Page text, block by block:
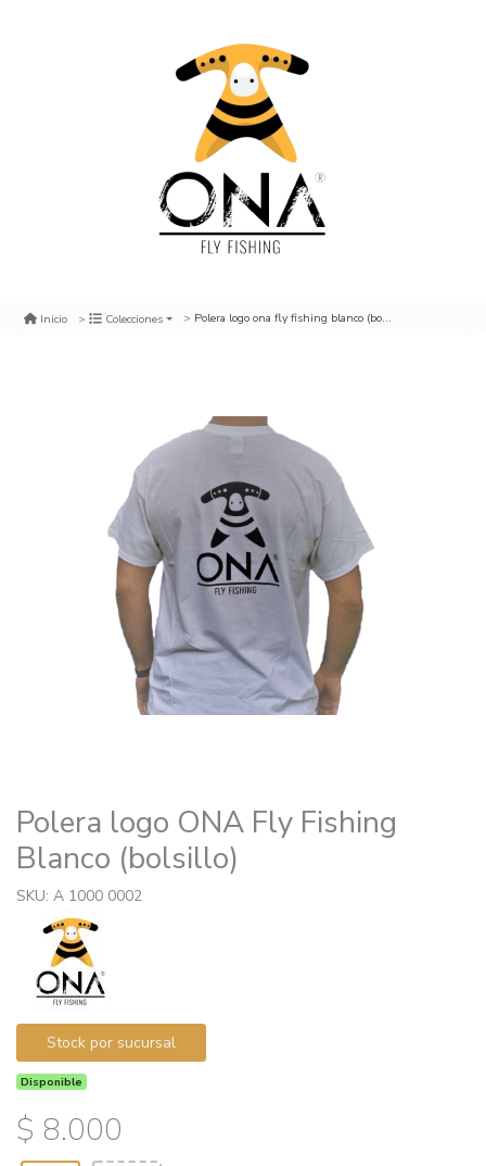
Inicio Colecciones Polera logo ona fly fishing blanco (bolsillo)
Polera logo ONA Fly Fishing
Blanco (bolsillo)
SKU: A 1000 0002
Stock por sucursal
Disponible
$ 8.000